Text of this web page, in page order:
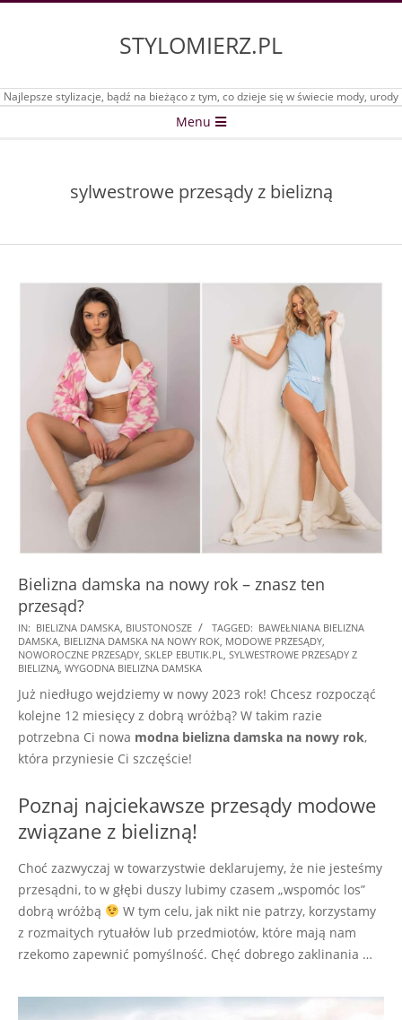
STYLOMIERZ.PL
Najlepsze stylizacje, bądź na bieżąco z tym, co dzieje się w świecie mody, urody
Menu
sylwestrowe przesądy z bielizną
Bielizna damska na nowy rok – znasz ten
przesąd?
2025-
08-
24
IN: BIELIZNA DAMSKA, BIUSTONOSZE TAGGED: BAWEŁNIANA BIELIZNA
DAMSKA, BIELIZNA DAMSKA NA NOWY ROK, MODOWE PRZESĄDY,
NOWOROCZNE PRZESĄDY, SKLEP EBUTIK.PL, SYLWESTROWE PRZESĄDY Z
BIELIZNĄ, WYGODNA BIELIZNA DAMSKA
Już niedługo wejdziemy w nowy 2023 rok! Chcesz rozpocząć
kolejne 12 miesięcy z dobrą wróżbą? W takim razie
potrzebna Ci nowa modna bielizna damska na nowy rok,
która przyniesie Ci szczęście!
Poznaj najciekawsze przesądy modowe
związane z bielizną!
Choć zazwyczaj w towarzystwie deklarujemy, że nie jesteśmy
przesądni, to w głębi duszy lubimy czasem „wspomóc los”
dobrą wróżbą
W tym celu, jak nikt nie patrzy, korzystamy
z rozmaitych rytuałów lub przedmiotów, które mają nam
rzekomo zapewnić pomyślność. Chęć dobrego zaklinania …